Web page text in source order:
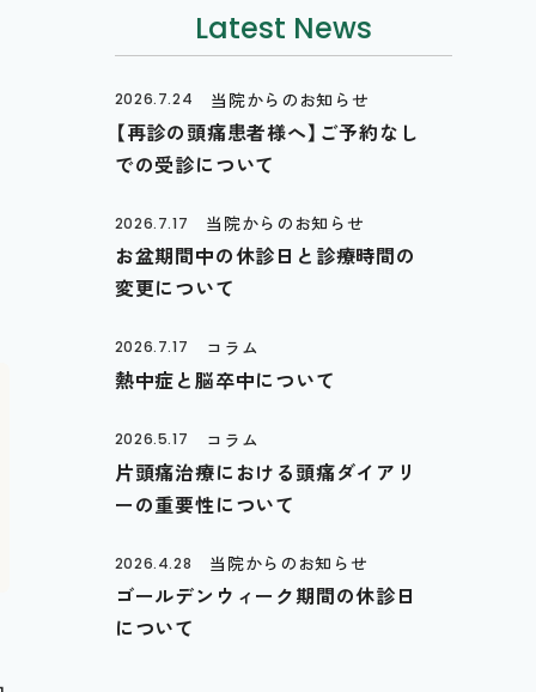
Latest News
2026.7.24 当院からのお知らせ
【再診の頭痛患者様へ】ご予約なし
での受診について
2026.7.17 当院からのお知らせ
お盆期間中の休診日と診療時間の
変更について
2026.7.17 コラム
熱中症と脳卒中について
2026.5.17 コラム
片頭痛治療における頭痛ダイアリ
ーの重要性について
2026.4.28 当院からのお知らせ
ゴールデンウィーク期間の休診日
について